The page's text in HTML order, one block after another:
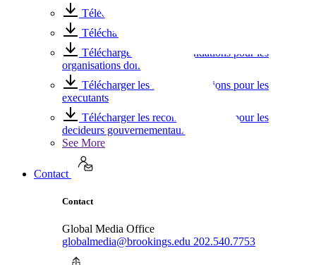
Télécharger le rapport complet
Télécharger les considerations pour les chercheurs
Télécharger les recommandations pour les
organisations donateurs
Télécharger les recommandations pour les
executants
Télécharger les recommandations pour les
decideurs gouvernementaux
See More
Contact
Contact
Global Media Office
globalmedia@brookings.edu 202.540.7753